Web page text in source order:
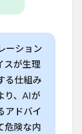
ーション
スが生理
る仕組み
り、AIが
アドバイ
危険な内